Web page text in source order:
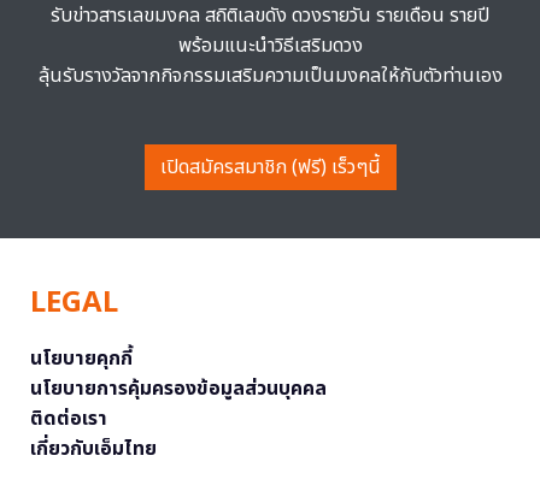
รับข่าวสารเลขมงคล สถิติเลขดัง ดวงรายวัน รายเดือน รายปี
พร้อมแนะนำวิธีเสริมดวง
ลุ้นรับรางวัลจากกิจกรรมเสริมความเป็นมงคลให้กับตัวท่านเอง
เปิดสมัครสมาชิก (ฟรี) เร็วๆนี้
LEGAL
นโยบายคุกกี้
นโยบายการคุ้มครองข้อมูลส่วนบุคคล
ติดต่อเรา
เกี่ยวกับเอ็มไทย